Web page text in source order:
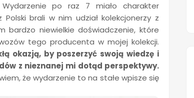
po raz 7 miało charakter
brali w nim udział kolekcjonerzy z
bardzo niewielkie doświadczenie, które
tego producenta w mojej kolekcji.
okazją, by poszerzyć swoją wiedzę i
z nieznanej mi dotąd perspektywy.
że wydarzenie to na stałe wpisze się